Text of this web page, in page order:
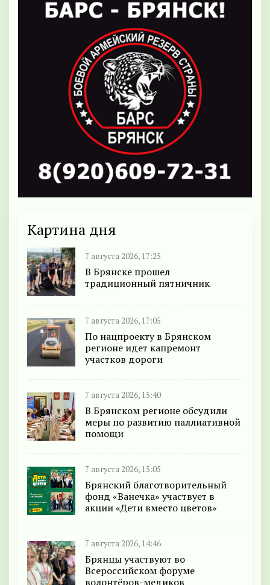
Картина дня
7 августа 2026, 17:25
В Брянске прошел
традиционный пятничник
7 августа 2026, 17:05
По нацпроекту в Брянском
регионе идет капремонт
участков дороги
7 августа 2026, 15:40
В Брянском регионе обсудили
меры по развитию паллиативной
помощи
7 августа 2026, 15:05
Брянский благотворительный
фонд «Ванечка» участвует в
акции «Дети вместо цветов»
7 августа 2026, 14:46
Брянцы участвуют во
Всероссийском форуме
волонтёров-медиков